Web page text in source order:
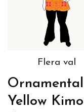
Flera val
Ornamental
Yellow